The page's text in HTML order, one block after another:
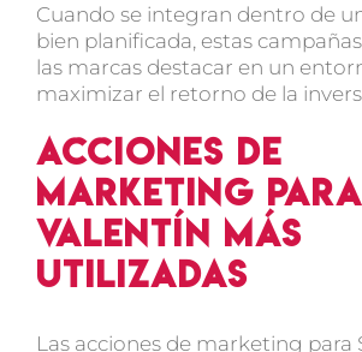
Cuando se integran dentro de
bien planificada, estas
las marcas destacar en un
maximizar el retorno de la
Acciones de
marketing para
Valentín más
utilizadas
Las acciones de marketing para